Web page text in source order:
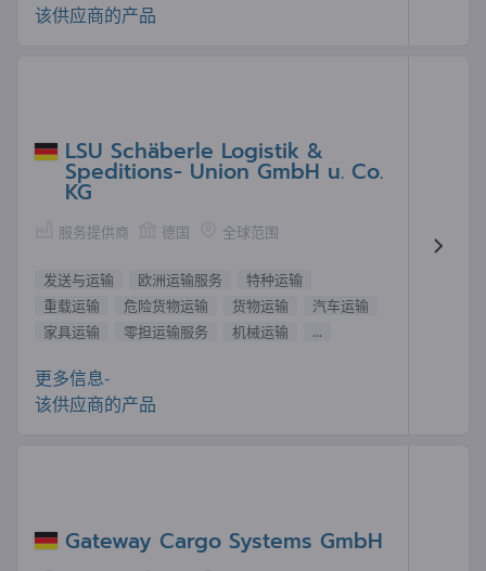
该供应商的产品
LSU Schäberle Logistik &
Speditions- Union GmbH u. Co.
KG
服务提供商 德国 全球范围
发送与运输 欧洲运输服务
特种运输
重载运输
危险货物运输 货物运输
汽车运输
家具运输
零担运输服务 机械运输 ...
更多信息-
该供应商的产品
Gateway Cargo Systems GmbH